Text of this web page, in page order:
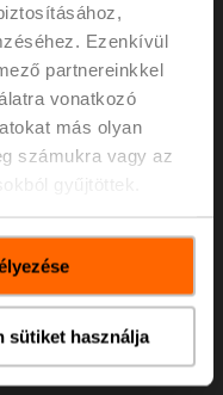
Ezenkívül
partnereinkkel
vonatkozó
más olyan
számukra vagy az
gyűjtöttek.
sütiket használja
BEN, BEE-hez
a